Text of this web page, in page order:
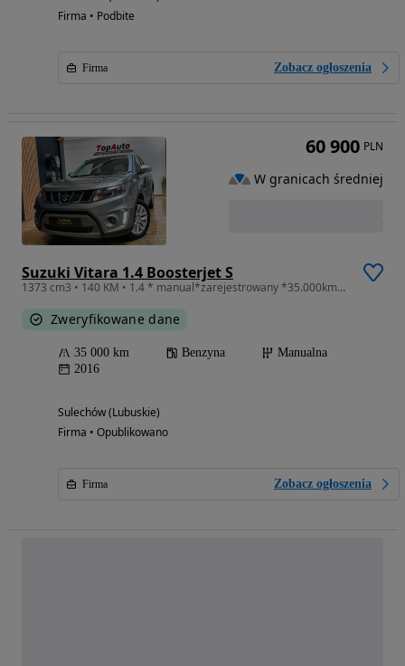
Firma • Podbite
Firma Zobacz ogłoszenia
Suzuki Vitara 1.4 Boosterjet S
1373 cm3 • 140 KM • 1.4 * manual*zarejestrowany *35.000km* GWARANCJA * bezwypadkowy *
Zweryfikowane dane
35 000 km Benzyna
Manualna
2016
Sulechów (Lubuskie)
Firma • Opublikowano
Firma Zobacz ogłoszenia
60 900 PLN
W granicach średniej